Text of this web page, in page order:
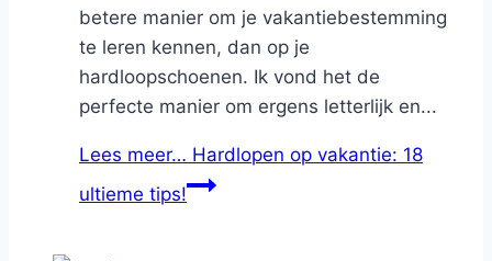
betere manier om je vakantiebestemming
te leren kennen, dan op je
hardloopschoenen. Ik vond het de
perfecte manier om ergens letterlijk en...
Lees meer… Hardlopen op vakantie: 18
ultieme tips!